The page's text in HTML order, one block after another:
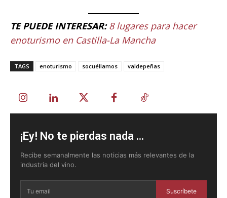
TE PUEDE INTERESAR: 8 lugares para hacer
enoturismo en Castilla-La Mancha
TAGS enoturismo socuéllamos valdepeñas
¡Ey! No te pierdas nada ...
Recibe semanalmente las noticias más relevantes de la
industria del vino.
Suscríbete